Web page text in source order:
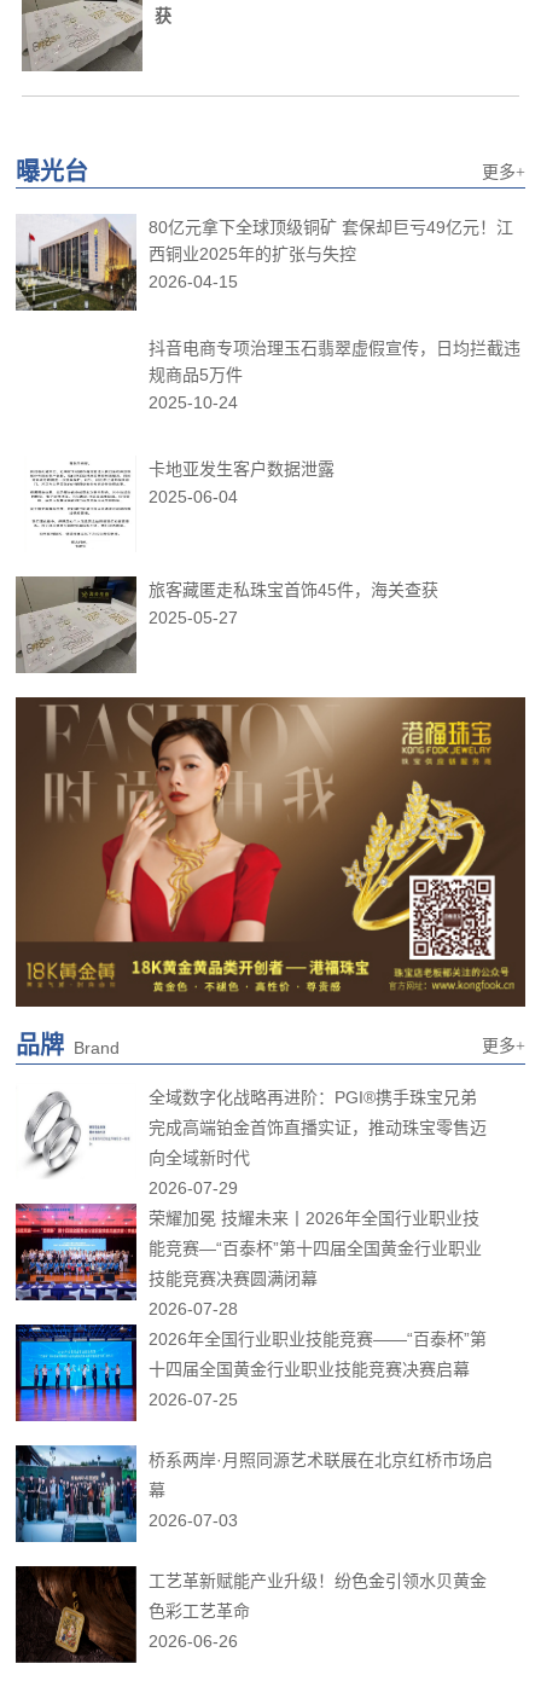
获
曝光台 更多+
80亿元拿下全球顶级铜矿 套保却巨亏49亿元！江
西铜业2025年的扩张与失控
2026-04-15
抖音电商专项治理玉石翡翠虚假宣传，日均拦截违
规商品5万件
2025-10-24
卡地亚发生客户数据泄露
2025-06-04
旅客藏匿走私珠宝首饰45件，海关查获
2025-05-27
品牌 Brand 更多+
全域数字化战略再进阶：PGI®携手珠宝兄弟
完成高端铂金首饰直播实证，推动珠宝零售迈
向全域新时代
2026-07-29
荣耀加冕 技耀未来丨2026年全国行业职业技
能竞赛—“百泰杯”第十四届全国黄金行业职业
技能竞赛决赛圆满闭幕
2026-07-28
2026年全国行业职业技能竞赛——“百泰杯”第
十四届全国黄金行业职业技能竞赛决赛启幕
2026-07-25
桥系两岸·月照同源艺术联展在北京红桥市场启
幕
2026-07-03
工艺革新赋能产业升级！纷色金引领水贝黄金
色彩工艺革命
2026-06-26